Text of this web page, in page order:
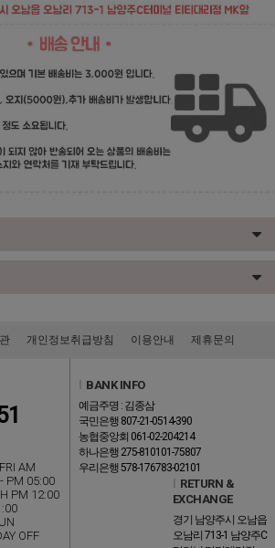
개인정보취급방침 이용안내 제휴문의
AM
PM 05:00
PM 12:00
OFF
BANK INFO
예금주명 : 김종삼
국민은행 807-21-0514-390
농협중앙회 061-02-204214
하나은행 275-810101-75807
우리은행 578-176783-02101
RETURN &
EXCHANGE
경기 남양주시 오남읍
오남리 713-1 남양주C